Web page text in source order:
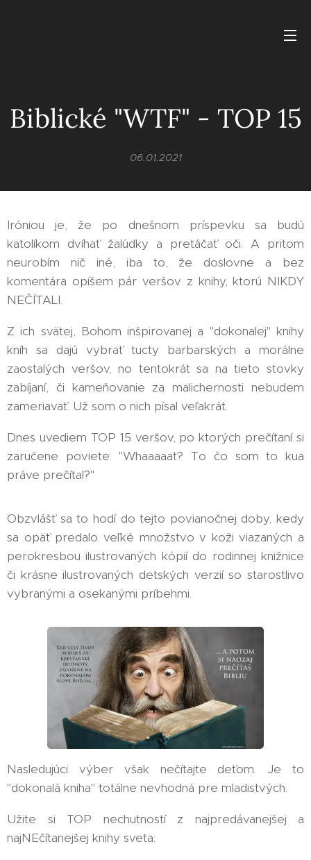
Biblické "WTF" - TOP 15
06.01.2021
Iróniou je, že po dnešnom príspevku sa budú
katolíkom dvíhať žalúdky a pretáčať oči. A pritom
neurobím nič iné, iba to, že doslovne a bez
komentára opíšem pár veršov z knihy, ktorú NIKDY
NEČÍTALI.
Z ich svätej, Bohom inšpirovanej a "dokonalej" knihy
kníh sa dajú vybrať tucty barbarských a morálne
zaostalých veršov, no tentokrát sa na tieto stovky
zabíjaní, či kameňovanie za malichernosti nebudem
zameriavať. Už som o nich písal veľakrát.
Dnes uvediem TOP 15 veršov, po ktorých prečítaní si
zaručene poviete: "Whaaaaat? To čo som to kua
práve prečítal?"
Obzvlášť sa to hodí do tejto povianočnej doby, kedy
sa opäť predalo veľké množstvo v koži viazaných a
perokresbou ilustrovaných kópií do rodinnej knižnice
či krásne ilustrovaných detských verzií so starostlivo
vybranými a osekanými príbehmi.
Nasledujúci výber však nečítajte deťom. Je to
"dokonalá kniha" totálne nevhodná pre mladistvých.
Užite si TOP nechutností z najpredávanejšej a
najNEčítanejšej knihy sveta: